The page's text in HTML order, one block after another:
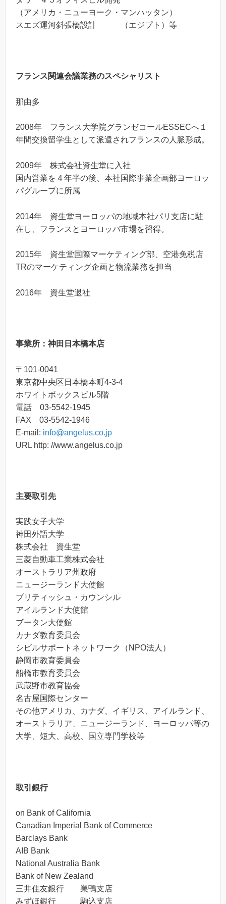
（アメリカ・ニューヨーク・マンハッタン）
スエズ運河斜張橋設計 （エジプト）等
フランス関連会議業務のスペシャリスト
那由多
2008年 フランス大学院グランゼコールESSECへ１
年間交換留学生として派遣されフランスの人脈形成。
2009年 株式会社資生堂に入社
国内営業を４年半の後、本社国際事業企画部ヨーロッ
パグループに所属
2014年 資生堂ヨーロッパの地域本社パリ支店に駐
在し、フランスとヨーロッパ市場を習得。
2015年 資生堂国際マーケティング部、空港免税店
TRのマーケティング企画と物流業務を担当
2016年 資生堂退社
事業所：神田日本橋本店
〒101-0041
東京都中央区日本橋本町4-3-4
ホワイトボックスビル5階
電話 03-5542-1945
FAX 03-5542-1946
E-mail: info@angelus.co.jp
URL http: //www.angelus.co.jp
主要取引先
実践女子大学
神田外語大学
株式会社 資生堂
三菱自動車工業株式会社
オーストラリア州政府
ニュージーランド大使館
ブリティッシュ・カウンシル
アイルランド大使館
ブータン大使館
カナダ教育委員会
シビルサポートネットワーク（NPO法人）
静岡市教育委員会
船橋市教育委員会
武蔵野市教育協会
名古屋国際センター
その他アメリカ、カナダ、イギリス、アイルランド、
オーストラリア、ニュージーランド、ヨーロッパ等の
大学、短大、高校、国立専門学校等
取引銀行
on Bank of California
Canadian Imperial Bank of Commerce
Barclays Bank
AIB Bank
National Australia Bank
Bank of New Zealand
三井住友銀行 巣鴨支店
みずほ銀行 駒込支店